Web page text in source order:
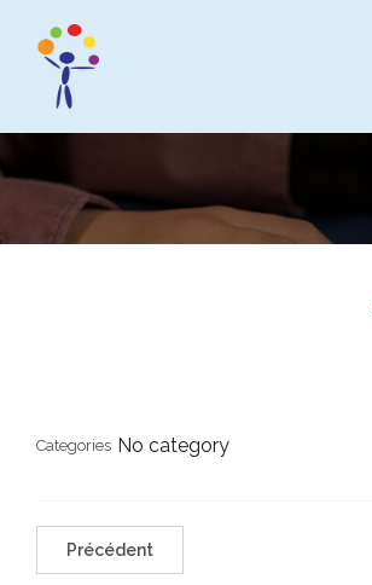
Categories No category
Précédent